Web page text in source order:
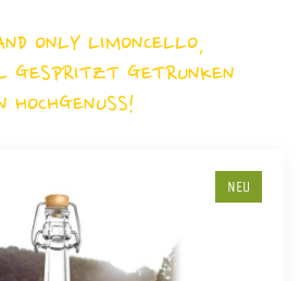
ONLY LIMONCELLO,
GESPRITZT GETRUNKEN
HOCHGENUSS!
NEU